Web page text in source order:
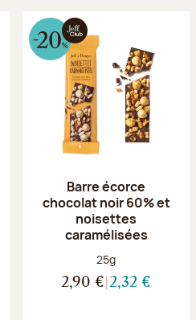
Barre écorce
chocolat noir 60% et
noisettes
caramélisées
Poids net :
25g
2,90 € 2,32 €